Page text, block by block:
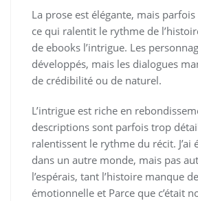
La prose est élégante, mais
ce qui ralentit le rythme de
de ebooks l’intrigue. Les
développés, mais les dialogues
de crédibilité ou de naturel.
L’intrigue est riche en
descriptions sont parfois trop
ralentissent le rythme du récit. J’ai
dans un autre monde, mais pas
l’espérais, tant l’histoire manque
émotionnelle et Parce que c’était